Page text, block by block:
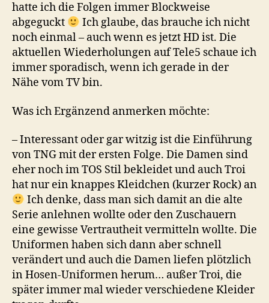
hatte ich die Folgen immer Blockweise
abgeguckt
Ich glaube, das brauche ich nicht
noch einmal – auch wenn es jetzt HD ist. Die
aktuellen Wiederholungen auf Tele5 schaue ich
immer sporadisch, wenn ich gerade in der
Nähe vom TV bin.
Was ich Ergänzend anmerken möchte:
– Interessant oder gar witzig ist die Einführung
von TNG mit der ersten Folge. Die Damen sind
eher noch im TOS Stil bekleidet und auch Troi
hat nur ein knappes Kleidchen (kurzer Rock) an
Ich denke, dass man sich damit an die alte
Serie anlehnen wollte oder den Zuschauern
eine gewisse Vertrautheit vermitteln wollte. Die
Uniformen haben sich dann aber schnell
verändert und auch die Damen liefen plötzlich
in Hosen-Uniformen herum… außer Troi, die
später immer mal wieder verschiedene Kleider